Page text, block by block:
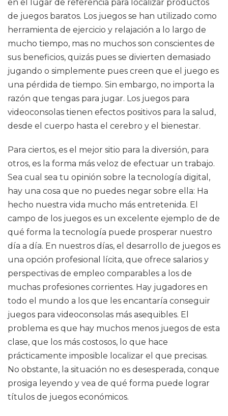
en el lugar de referencia para localizar productos
de juegos baratos. Los juegos se han utilizado como
herramienta de ejercicio y relajación a lo largo de
mucho tiempo, mas no muchos son conscientes de
sus beneficios, quizás pues se divierten demasiado
jugando o simplemente pues creen que el juego es
una pérdida de tiempo. Sin embargo, no importa la
razón que tengas para jugar. Los juegos para
videoconsolas tienen efectos positivos para la salud,
desde el cuerpo hasta el cerebro y el bienestar.
Para ciertos, es el mejor sitio para la diversión, para
otros, es la forma más veloz de efectuar un trabajo.
Sea cual sea tu opinión sobre la tecnología digital,
hay una cosa que no puedes negar sobre ella: Ha
hecho nuestra vida mucho más entretenida. El
campo de los juegos es un excelente ejemplo de de
qué forma la tecnología puede prosperar nuestro
día a día. En nuestros días, el desarrollo de juegos es
una opción profesional lícita, que ofrece salarios y
perspectivas de empleo comparables a los de
muchas profesiones corrientes. Hay jugadores en
todo el mundo a los que les encantaría conseguir
juegos para videoconsolas más asequibles. El
problema es que hay muchos menos juegos de esta
clase, que los más costosos, lo que hace
prácticamente imposible localizar el que precisas.
No obstante, la situación no es desesperada, conque
prosiga leyendo y vea de qué forma puede lograr
títulos de juegos económicos.